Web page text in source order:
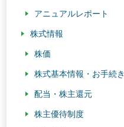
アニュアルレポート
株式情報
株価
株式基本情報・お手続き
配当・株主還元
株主優待制度